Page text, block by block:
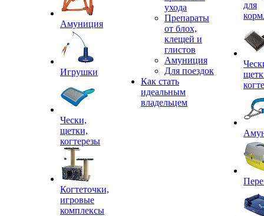
Амуниция
Игрушки
Чески,
щетки,
когтерезы
Когтеточки,
игровые
комплексы
ухода
Препараты
от блох,
клещей и
глистов
Амуниция
Для поездок
Как стать
идеальным
владельцем
для